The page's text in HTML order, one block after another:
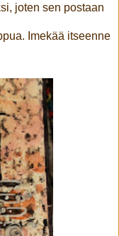
joten sen postaan
Imekää itseenne